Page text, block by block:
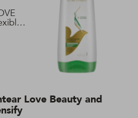
Love Beauty and